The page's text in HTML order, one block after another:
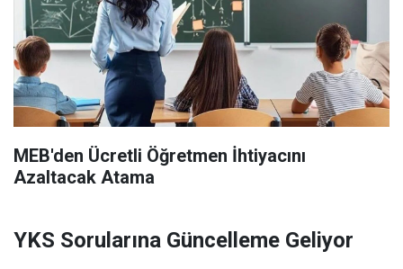
MEB'den Ücretli Öğretmen İhtiyacını
Azaltacak Atama
YKS Sorularına Güncelleme Geliyor